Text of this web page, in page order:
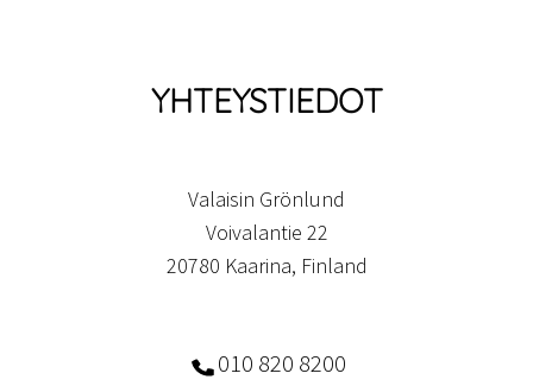
YHTEYSTIEDOT
Valaisin Grönlund
Voivalantie 22
20780 Kaarina, Finland
010 820 8200